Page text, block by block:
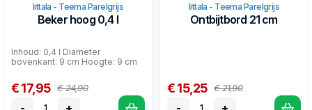
Iittala - Teema Parelgrijs
Beker hoog 0,4 l
Inhoud: 0,4 l Diameter
bovenkant: 9 cm Hoogte: 9 cm
€ 17,95 € 24,90
Iittala - Teema Parelgrijs
Ontbijtbord 21 cm
€ 15,25 € 21,90